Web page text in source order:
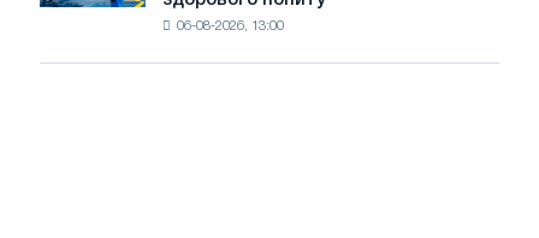
машину
на
06-08-2026, 13:00